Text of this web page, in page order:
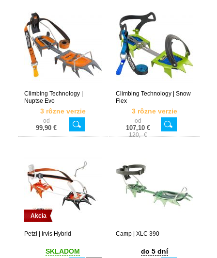
Climbing Technology |
Nuptse Evo
3 rôzne verzie
od
99,90 €
Climbing Technology | Snow
Flex
3 rôzne verzie
od
107,10 €
120,- €
Akcia
Petzl | Irvis Hybrid
SKLADOM
Camp | XLC 390
do 5 dní